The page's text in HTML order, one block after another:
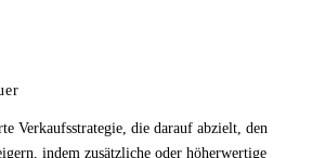
Verkaufsstrategie, die darauf abzielt, den
indem zusätzliche oder höherwertige